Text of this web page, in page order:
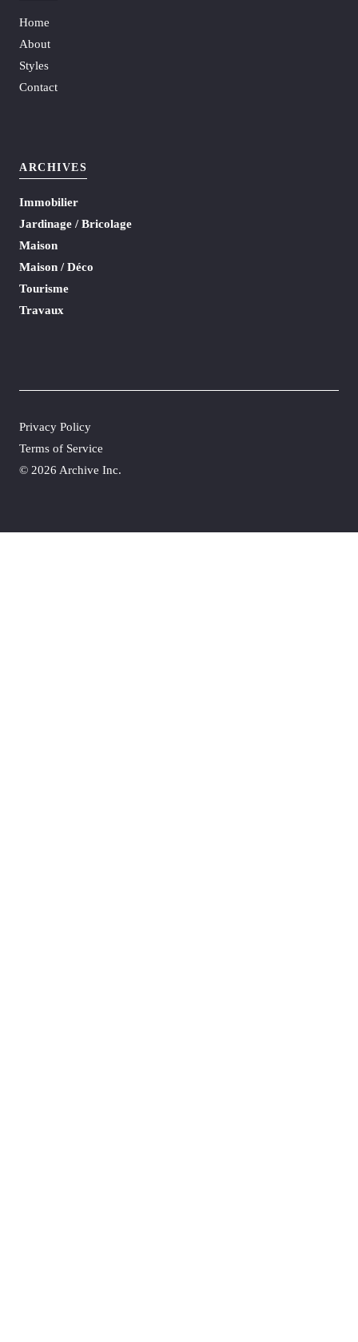
Home
About
Styles
Contact
ARCHIVES
Immobilier
Jardinage / Bricolage
Maison
Maison / Déco
Tourisme
Travaux
© 2026 Archive Inc.
Privacy Policy
Terms of Service